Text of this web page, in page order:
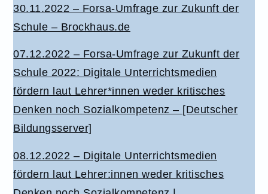
30.11.2022 – Forsa-Umfrage zur Zukunft der
Schule – Brockhaus.de
07.12.2022 – Forsa-Umfrage zur Zukunft der
Schule 2022: Digitale Unterrichtsmedien
fördern laut Lehrer*innen weder kritisches
Denken noch Sozialkompetenz – [Deutscher
Bildungsserver]
08.12.2022 – Digitale Unterrichtsmedien
fördern laut Lehrer:innen weder kritisches